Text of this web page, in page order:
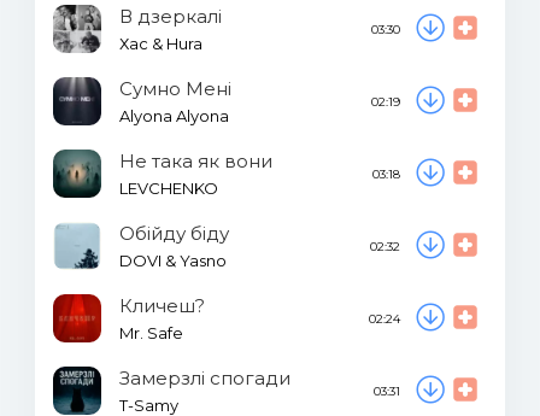
В дзеркалі
Хас & Hura
03:30
Сумно Мені
Alyona Alyona
02:19
Не така як вони
LEVCHENKO
03:18
Обійду біду
DOVI & Yasno
02:32
Кличеш?
Mr. Safe
02:24
Замерзлі спогади
T-Samy
03:31